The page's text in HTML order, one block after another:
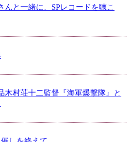
んと一緒に、SPレコードを聴こ
木村荘十二監督『海軍爆撃隊』と